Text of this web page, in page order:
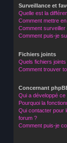
Surveillance et
Quelle est la
Comment mettre
Comment
Comment puis-je
Fichiers joints
Quels fichiers
Comment trouver
Concernant
Qui a développé ce
Pourquoi la
Qui contacter pour
forum ?
Comment puis-je